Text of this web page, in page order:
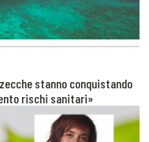
stanno conquistando
rischi sanitari»